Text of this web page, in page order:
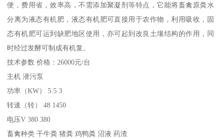
便，费用省，效率高，不需添加聚凝剂等特点，它能将畜禽原粪水
分离为液态有机肥，液态有机肥可直接用于农作物，利用吸收，固
态有机肥可运到缺肥地区使用，亦可起到改良土壤结构的作用，同
时经过发酵可制成有机复。
技术参数 价格：26000元/台
主机 潜污泵
功率（KW） 5.5 3
转速（转） 48 1450
电压V 380 380
畜禽种类 干牛粪 猪粪 鸡鸭粪 沼液 药渣